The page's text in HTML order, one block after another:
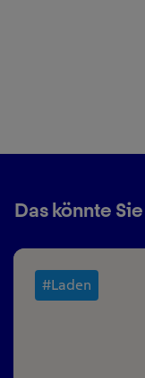
Das könnte
#Laden